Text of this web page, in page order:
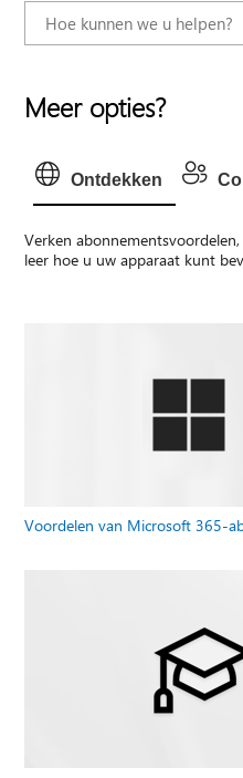
Meer opties?
Ontdekken
Verken
leer hoe u uw apparaat kunt
Voordelen van Microsoft 365-